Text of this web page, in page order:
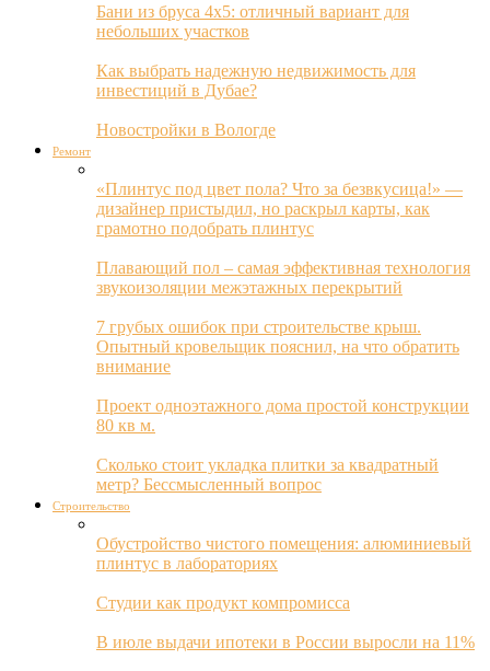
Бани из бруса 4х5: отличный вариант для
небольших участков
Как выбрать надежную недвижимость для
инвестиций в Дубае?
Новостройки в Вологде
Ремонт
«Плинтус под цвет пола? Что за безвкусица!» —
дизайнер пристыдил, но раскрыл карты, как
грамотно подобрать плинтус
Плавающий пол – самая эффективная технология
звукоизоляции межэтажных перекрытий
7 грубых ошибок при строительстве крыш.
Опытный кровельщик пояснил, на что обратить
внимание
Проект одноэтажного дома простой конструкции
80 кв м.
Сколько стоит укладка плитки за квадратный
метр? Бессмысленный вопрос
Строительство
Обустройство чистого помещения: алюминиевый
плинтус в лабораториях
Студии как продукт компромисса
В июле выдачи ипотеки в России выросли на 11%